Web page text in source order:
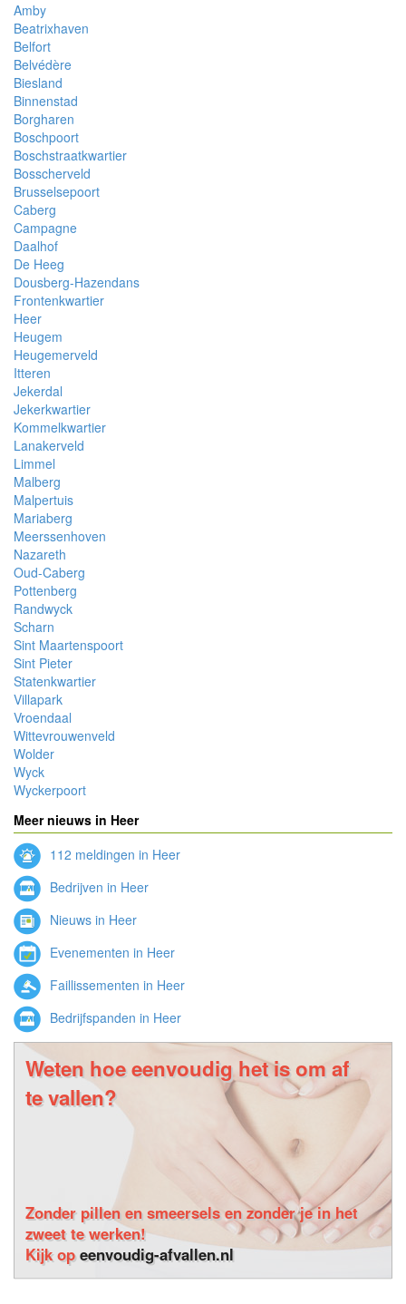
Amby
Beatrixhaven
Belfort
Belvédère
Biesland
Binnenstad
Borgharen
Boschpoort
Boschstraatkwartier
Bosscherveld
Brusselsepoort
Caberg
Campagne
Daalhof
De Heeg
Dousberg-Hazendans
Frontenkwartier
Heer
Heugem
Heugemerveld
Itteren
Jekerdal
Jekerkwartier
Kommelkwartier
Lanakerveld
Limmel
Malberg
Malpertuis
Mariaberg
Meerssenhoven
Nazareth
Oud-Caberg
Pottenberg
Randwyck
Scharn
Sint Maartenspoort
Sint Pieter
Statenkwartier
Villapark
Vroendaal
Wittevrouwenveld
Wolder
Wyck
Wyckerpoort
Meer nieuws in Heer
112 meldingen in Heer
Bedrijven in Heer
Nieuws in Heer
Evenementen in Heer
Faillissementen in Heer
Bedrijfspanden in Heer
Weten hoe eenvoudig het is om af
te vallen?
Zonder pillen en smeersels en zonder je in het
zweet te werken!
Kijk opeenvoudig-afvallen.nl